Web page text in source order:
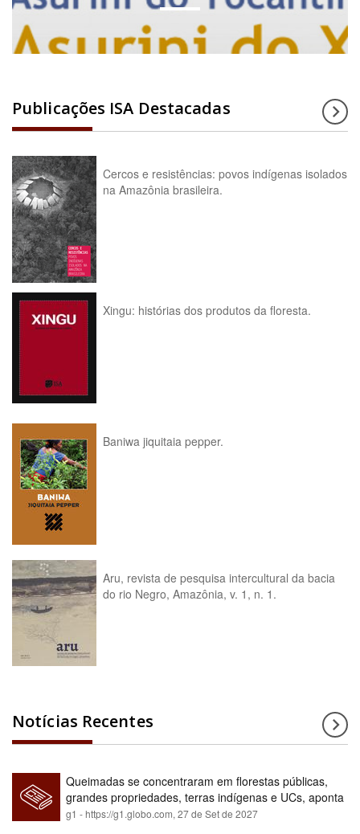
Publicações ISA Destacadas
Cercos e resistências: povos indígenas isolados
na Amazônia brasileira.
Xingu: histórias dos produtos da floresta.
Baniwa jiquitaia pepper.
Aru, revista de pesquisa intercultural da bacia
do rio Negro, Amazônia, v. 1, n. 1.
Notícias Recentes
Queimadas se concentraram em florestas públicas,
grandes propriedades, terras indígenas e UCs, aponta
relatório
g1 - https://g1.globo.com,27 de Set de 2027